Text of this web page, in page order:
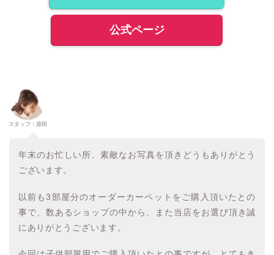
公式ページ
スタッフ：原田
年末のお忙しい所、素敵なお写真を頂きどうもありがとう
ございます。
以前も3部屋分のオーダーカーペットをご購入頂いたとの
事で、数あるショップの中から、また当店をお選び頂き誠
にありがとうございます。